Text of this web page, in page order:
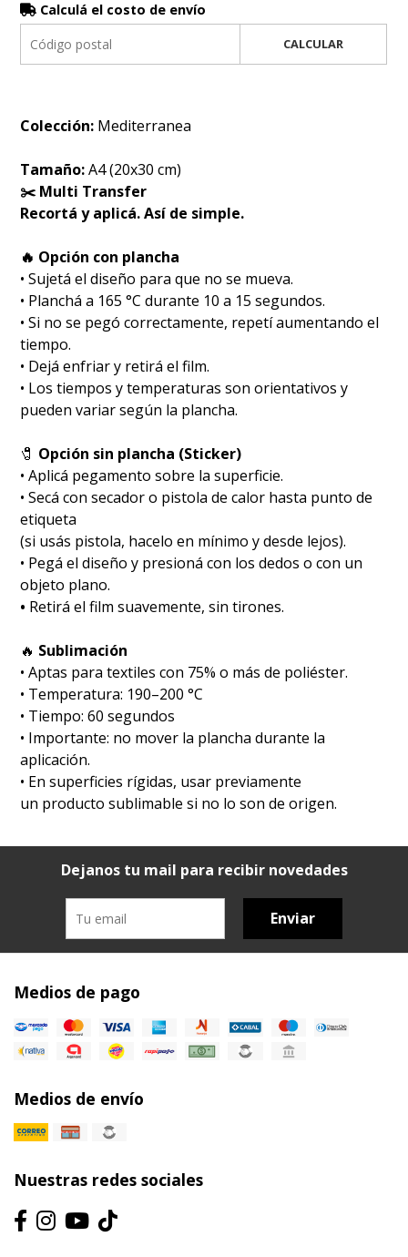
Calculá el costo de envío
CALCULAR
Colección: Mediterranea
Tamaño:A4 (20x30 cm)
✂️ Multi Transfer
Recortá y aplicá. Así de simple.
🔥 Opción con plancha
• Sujetá el diseño para que no se mueva.
• Planchá a 165 °C durante 10 a 15 segundos.
• Si no se pegó correctamente, repetí aumentando el
tiempo.
• Dejá enfriar y retirá el film.
• Los tiempos y temperaturas son orientativos y
pueden variar según la plancha.
🧷 Opción sin plancha (Sticker)
• Aplicá pegamento sobre la superficie.
• Secá con secador o pistola de calor hasta punto de
etiqueta
(si usás pistola, hacelo en mínimo y desde lejos).
• Pegá el diseño y presioná con los dedos o con un
objeto plano.
• Retirá el film suavemente, sin tirones.
🔥 Sublimación
•⁠ ⁠Aptas para textiles con 75% o más de poliéster.
•⁠ ⁠Temperatura: 190–200 °C
•⁠ ⁠Tiempo: 60 segundos
•⁠ ⁠Importante: no mover la plancha durante la
aplicación.
•⁠ ⁠En superficies rígidas, usar previamente
un producto sublimable si no lo son de origen.
Dejanos tu mail para recibir novedades
Enviar
Medios de pago
Medios de envío
Nuestras redes sociales